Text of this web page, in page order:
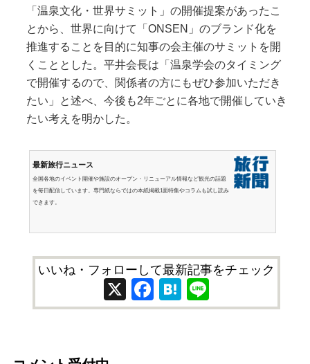
「温泉文化・世界サミット」の開催提案があったこ
とから、世界に向けて「ONSEN」のブランド化を
推進することを目的に知事の会主催のサミットを開
くこととした。平井会長は「温泉学会のタイミング
で開催するので、関係者の方にもぜひ参加いただき
たい」と述べ、今後も2年ごとに各地で開催していき
たい考えを明かした。
最新旅行ニュース
全国各地のイベント開催や施設のオープン・リニューアル情報など観光の話題
を毎日配信しています。専門紙ならではの本紙掲載1面特集やコラムも試し読み
できます。
いいね・フォローして最新記事をチェック
X Facebook
Hatena